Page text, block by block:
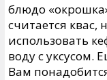
блюдо
считается
использовать
воду с
Вам